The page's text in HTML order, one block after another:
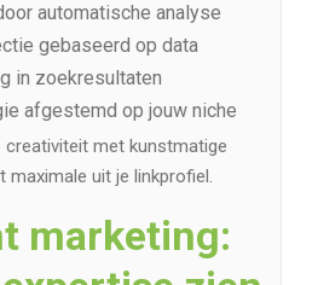
automatische analyse
gebaseerd op data
in zoekresultaten
afgestemd op jouw niche
creativiteit met kunstmatige
maximale uit je linkprofiel.
marketing: